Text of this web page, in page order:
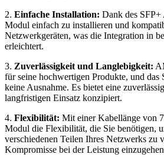
2. Einfache Installation: Dank des SFP+
Modul einfach zu installieren und
Netzwerkgeräten, was die Integration in
erleichtert.
3. Zuverlässigkeit und Langlebigkeit:
für seine hochwertigen Produkte, und
keine Ausnahme. Es bietet eine
langfristigen Einsatz konzipiert.
4. Flexibilität: Mit einer Kabellänge von
Modul die Flexibilität, die Sie benötigen,
verschiedenen Teilen Ihres Netzwerks zu
Kompromisse bei der Leistung